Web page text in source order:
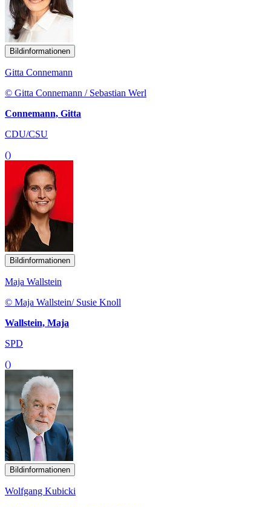
Bildinformationen
Gitta Connemann
© Gitta Connemann / Sebastian Werl
Connemann, Gitta
CDU/CSU
()
Bildinformationen
Maja Wallstein
© Maja Wallstein/ Susie Knoll
Wallstein, Maja
SPD
()
Bildinformationen
Wolfgang Kubicki